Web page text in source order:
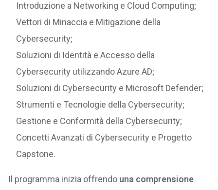
Introduzione a Networking e Cloud Computing;
Vettori di Minaccia e Mitigazione della
Cybersecurity;
Soluzioni di Identità e Accesso della
Cybersecurity utilizzando Azure AD;
Soluzioni di Cybersecurity e Microsoft Defender;
Strumenti e Tecnologie della Cybersecurity;
Gestione e Conformità della Cybersecurity;
Concetti Avanzati di Cybersecurity e Progetto
Capstone.
Il programma inizia offrendo una comprensione